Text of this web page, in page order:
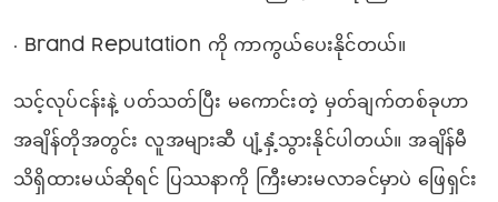
• Brand Reputation ကို ကာကွယ်ပေးနိုင်တယ်။
သင့်လုပ်ငန်းနဲ့ ပတ်သတ်ပြီး မကောင်းတဲ့ မှတ်ချက်တစ်ခုဟာ
အချိန်တိုအတွင်း လူအများဆီ ပျံ့နှံ့သွားနိုင်ပါတယ်။ အချိန်မီ
သိရှိထားမယ်ဆိုရင် ပြဿနာကို ကြီးမားမလာခင်မှာပဲ ဖြေရှင်း